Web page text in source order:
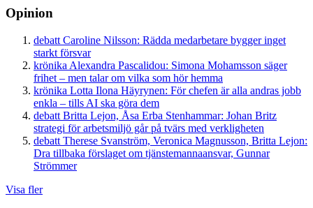
Opinion
debatt Caroline Nilsson: Rädda medarbetare bygger inget
starkt försvar
krönika Alexandra Pascalidou: Simona Mohamsson säger
frihet – men talar om vilka som hör hemma
krönika Lotta Ilona Häyrynen: För chefen är alla andras jobb
enkla – tills AI ska göra dem
debatt Britta Lejon, Åsa Erba Stenhammar: Johan Britz
strategi för arbetsmiljö går på tvärs med verkligheten
debatt Therese Svanström, Veronica Magnusson, Britta Lejon:
Dra tillbaka förslaget om tjänstemannaansvar, Gunnar
Strömmer
Visa fler